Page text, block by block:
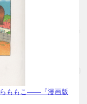
らももこ――『漫画版